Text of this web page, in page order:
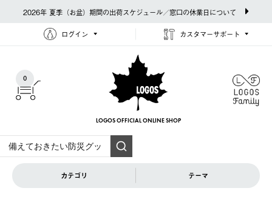
2026年 夏季（お盆）期間の出荷スケジュール／窓口の休業日について
ログイン カスタマーサポート
0
LOGOS OFFICIAL ONLINE SHOP
カテゴリ テーマ